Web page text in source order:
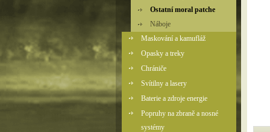
Ostatní moral patche
Náboje
Maskování a kamufláž
Opasky a treky
Chrániče
Svítilny a lasery
Baterie a zdroje energie
Popruhy na zbraně a nosné
systémy